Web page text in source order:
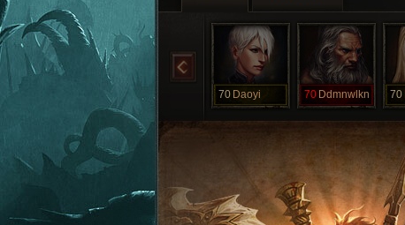
70 Daoyi 70 Ddmnwlkn 70